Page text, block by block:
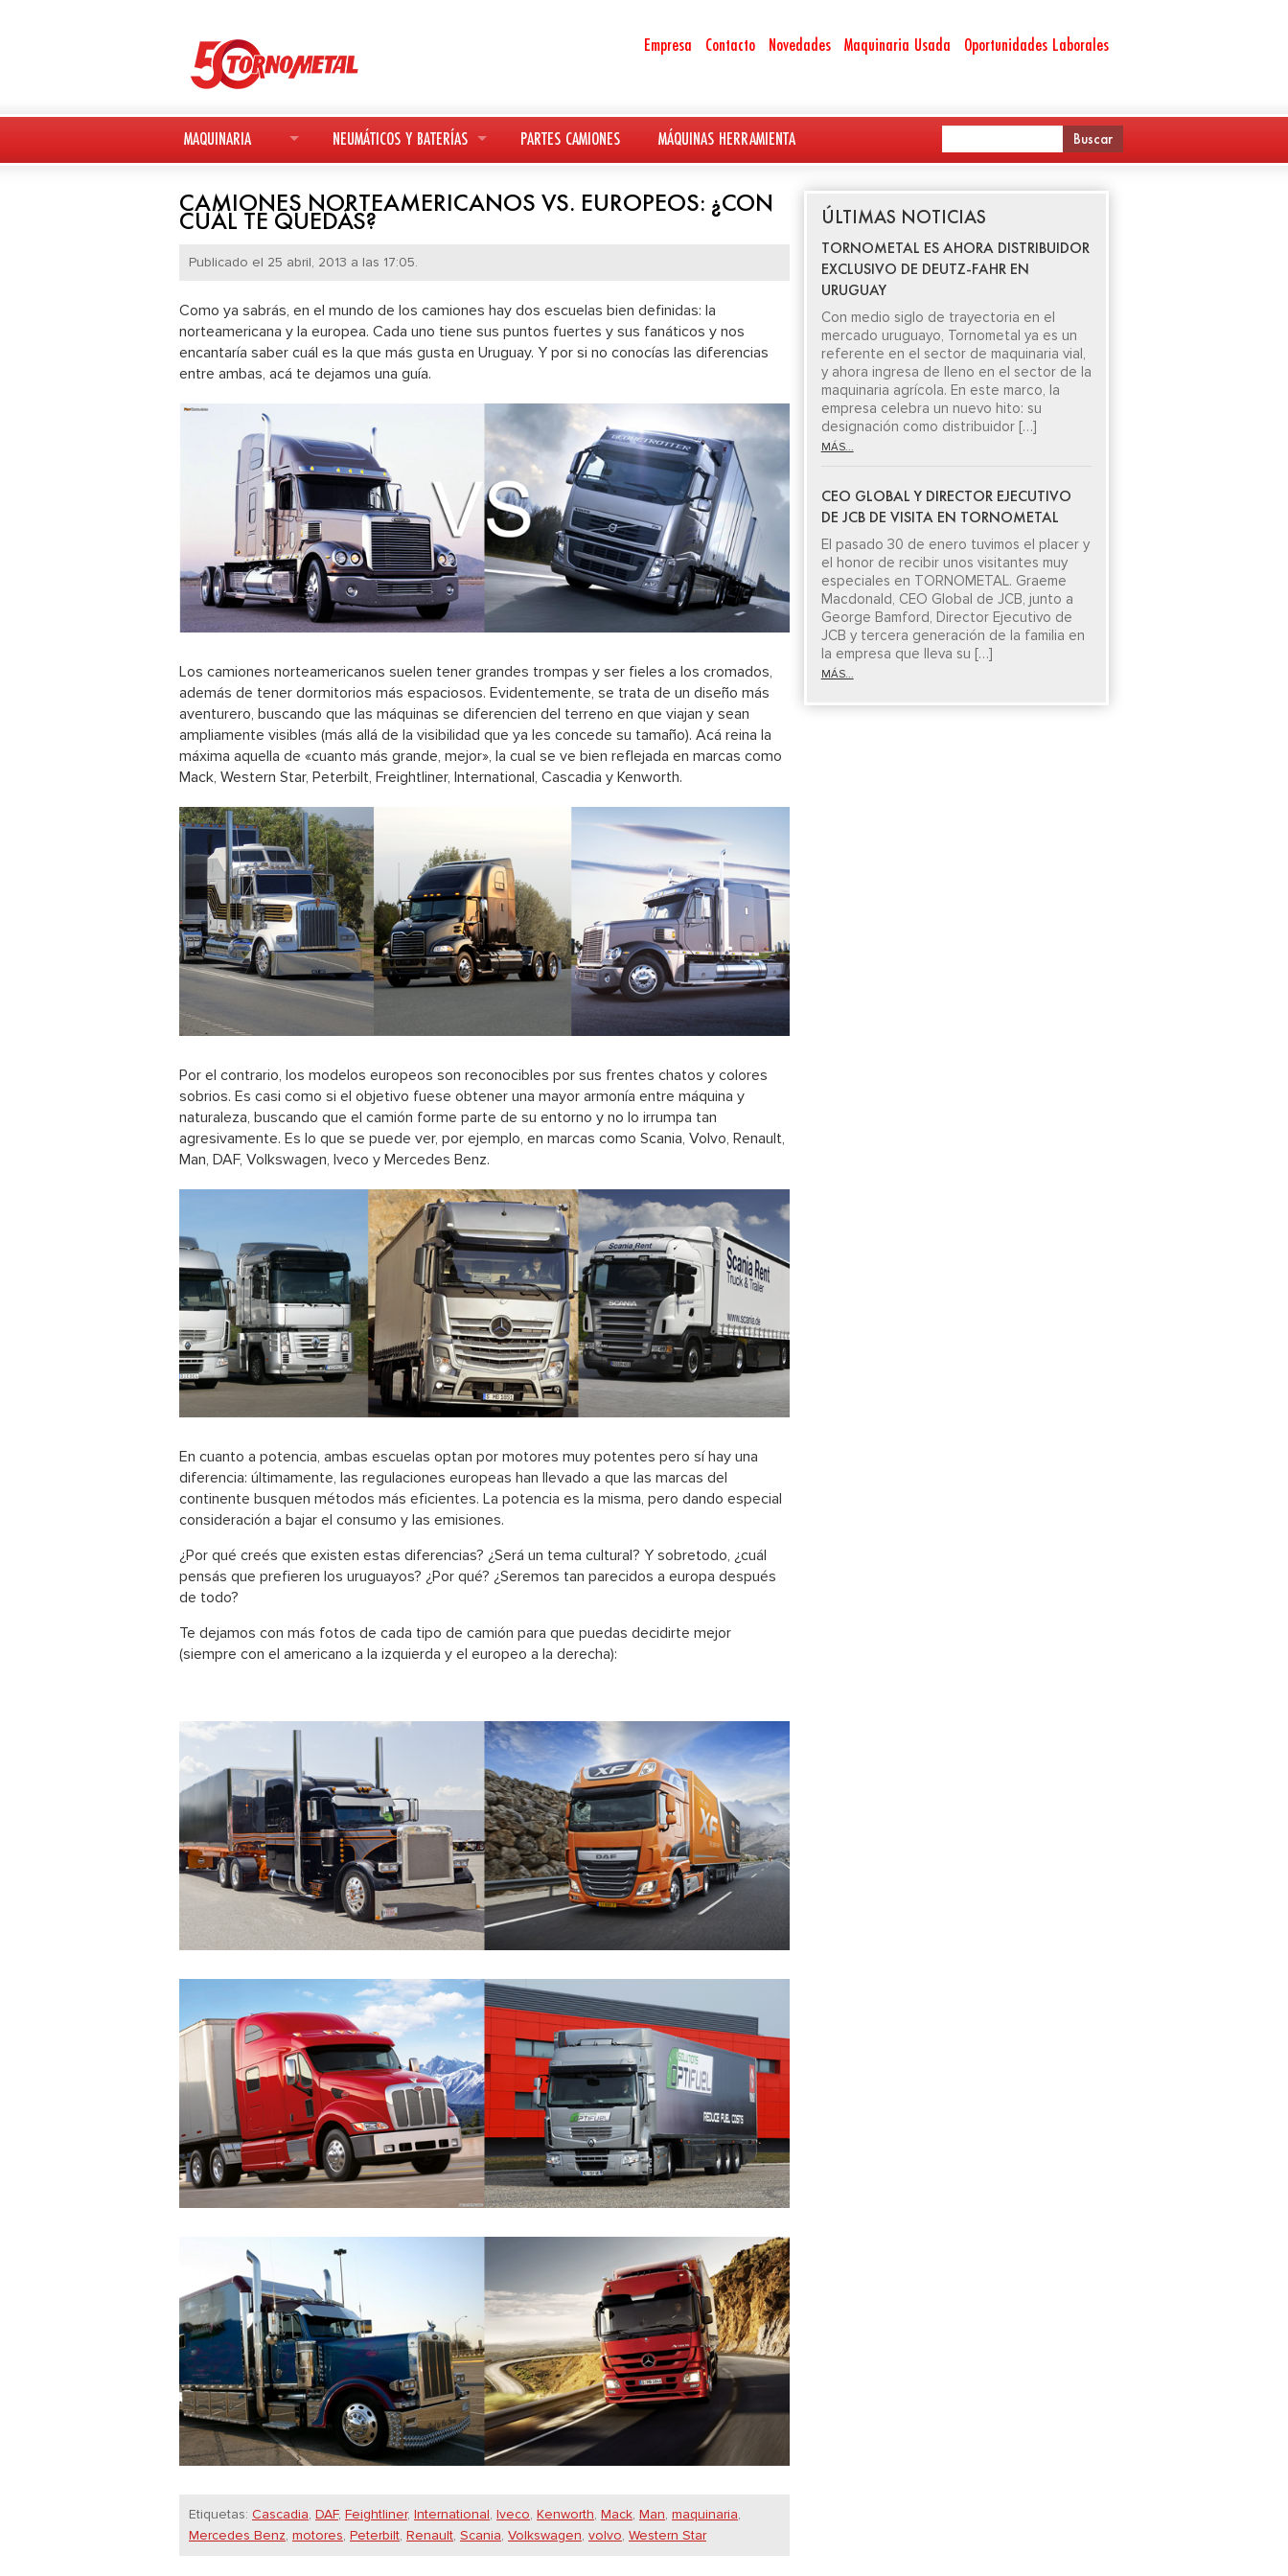
Empresa Contacto Novedades Maquinaria Usada Oportunidades Laborales
MAQUINARIA
MAQUINARIA USADA
AVANT
KESLA
NEUMÁTICOS Y BATERÍAS
BATERÍAS
PARTES CAMIONES MÁQUINAS HERRAMIENTA
CAMIONES NORTEAMERICANOS VS. EUROPEOS: ¿CON
CUÁL TE QUEDÁS?
Publicado el 25 abril, 2013 a las 17:05.
Como ya sabrás, en el mundo de los camiones hay dos escuelas bien definidas: la
norteamericana y la europea. Cada uno tiene sus puntos fuertes y sus fanáticos y nos
encantaría saber cuál es la que más gusta en Uruguay. Y por si no conocías las diferencias
entre ambas, acá te dejamos una guía.
Los camiones norteamericanos suelen tener grandes trompas y ser fieles a los cromados,
además de tener dormitorios más espaciosos. Evidentemente, se trata de un diseño más
aventurero, buscando que las máquinas se diferencien del terreno en que viajan y sean
ampliamente visibles (más allá de la visibilidad que ya les concede su tamaño). Acá reina la
máxima aquella de «cuanto más grande, mejor», la cual se ve bien reflejada en marcas como
Mack, Western Star, Peterbilt, Freightliner, International, Cascadia y Kenworth.
Por el contrario, los modelos europeos son reconocibles por sus frentes chatos y colores
sobrios. Es casi como si el objetivo fuese obtener una mayor armonía entre máquina y
naturaleza, buscando que el camión forme parte de su entorno y no lo irrumpa tan
agresivamente. Es lo que se puede ver, por ejemplo, en marcas como Scania, Volvo, Renault,
Man, DAF, Volkswagen, Iveco y Mercedes Benz.
En cuanto a potencia, ambas escuelas optan por motores muy potentes pero sí hay una
diferencia: últimamente, las regulaciones europeas han llevado a que las marcas del
continente busquen métodos más eficientes. La potencia es la misma, pero dando especial
consideración a bajar el consumo y las emisiones.
¿Por qué creés que existen estas diferencias? ¿Será un tema cultural? Y sobretodo, ¿cuál
pensás que prefieren los uruguayos? ¿Por qué? ¿Seremos tan parecidos a europa después
de todo?
Te dejamos con más fotos de cada tipo de camión para que puedas decidirte mejor
(siempre con el americano a la izquierda y el europeo a la derecha):
Etiquetas: Cascadia, DAF, Feightliner, International, Iveco, Kenworth, Mack, Man, maquinaria,
Mercedes Benz, motores, Peterbilt, Renault, Scania, Volkswagen, volvo, Western Star
ÚLTIMAS NOTICIAS
TORNOMETAL ES AHORA DISTRIBUIDOR
EXCLUSIVO DE DEUTZ-FAHR EN
URUGUAY
Con medio siglo de trayectoria en el
mercado uruguayo, Tornometal ya es un
referente en el sector de maquinaria vial,
y ahora ingresa de lleno en el sector de la
maquinaria agrícola. En este marco, la
empresa celebra un nuevo hito: su
designación como distribuidor […]
MÁS...
CEO GLOBAL Y DIRECTOR EJECUTIVO
DE JCB DE VISITA EN TORNOMETAL
El pasado 30 de enero tuvimos el placer y
el honor de recibir unos visitantes muy
especiales en TORNOMETAL. Graeme
Macdonald, CEO Global de JCB, junto a
George Bamford, Director Ejecutivo de
JCB y tercera generación de la familia en
la empresa que lleva su […]
MÁS...